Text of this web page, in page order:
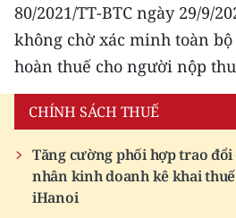
TIN MỚI
TIN ĐỊA PHƯƠNG
Trung du và miền núi phía Bắc
Đồng bằng sông Hồng
Bắc Trung Bộ
80/2021/TT-BTC ngày 29/9/
không chờ xác minh toàn
hoàn thuế cho người nộp
CHÍNH SÁCH THUẾ
Tăng cường phối hợp trao
nhân kinh doanh kê khai
iHanoi